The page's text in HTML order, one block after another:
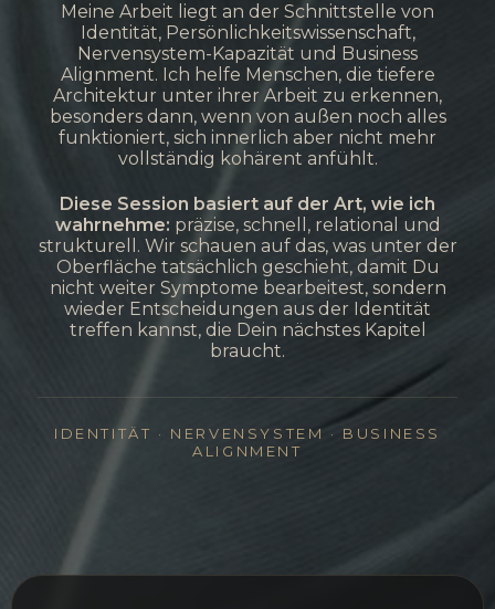
Meine Arbeit liegt an der Schnittstelle von
Identität, Persönlichkeitswissenschaft,
Nervensystem-Kapazität und Business
Alignment. Ich helfe Menschen, die tiefere
Architektur unter ihrer Arbeit zu erkennen,
besonders dann, wenn von außen noch alles
funktioniert, sich innerlich aber nicht mehr
vollständig kohärent anfühlt.
Diese Session basiert auf der Art, wie ich
wahrnehme: präzise, schnell, relational und
strukturell. Wir schauen auf das, was unter der
Oberfläche tatsächlich geschieht, damit Du
nicht weiter Symptome bearbeitest, sondern
wieder Entscheidungen aus der Identität
treffen kannst, die Dein nächstes Kapitel
braucht.
IDENTITÄT · NERVENSYSTEM · BUSINESS
ALIGNMENT